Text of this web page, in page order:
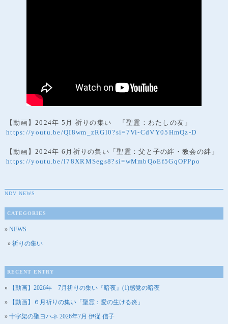
【動画】2024年 5月 祈りの集い 「聖霊：わたしの友」
https://youtu.be/QI8wm_zRGl0?si=7Vi-CdVY05HmQz-D
【動画】2024年 6月祈りの集い「聖霊：父と子の絆・教会の絆」
https://youtu.be/l78XRMSegs8?si=wMmbQoEf5GqOPPpo
NDV NEWS
CATEGORIES
NEWS
祈りの集い
RECENT ENTRY
【動画】2026年 7月祈りの集い『暗夜』(1)感覚の暗夜
【動画】６月祈りの集い「聖霊：愛の生ける炎」
十字架の聖ヨハネ 2026年7月 伊従 信子